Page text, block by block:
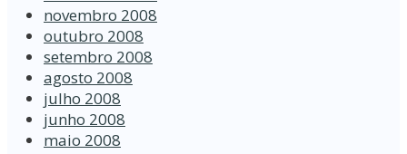
novembro 2008
outubro 2008
setembro 2008
agosto 2008
julho 2008
junho 2008
maio 2008